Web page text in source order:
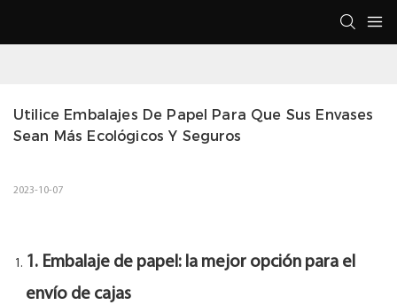
Utilice Embalajes De Papel Para Que Sus Envases
Sean Más Ecológicos Y Seguros
2023-10-07
1. Embalaje de papel: la mejor opción para el
envío de cajas